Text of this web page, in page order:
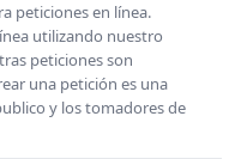
peticiones en línea.
utilizando nuestro
peticiones son
una petición es una
y los tomadores de